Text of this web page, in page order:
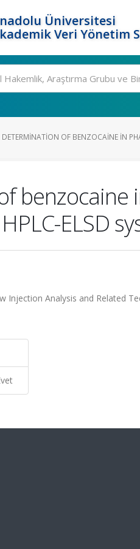
Üniversitesi
Veri Yönetim
DETERMINATION OF BENZOCAINE IN
benzocaine
ELSD
Analysis and Related